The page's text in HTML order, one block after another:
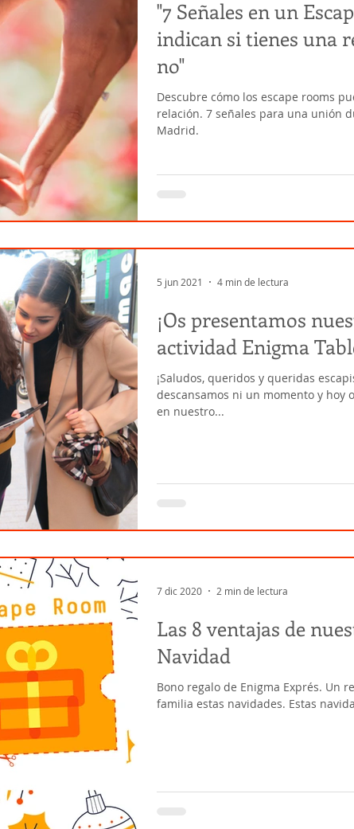
"7 Señales en un
indican si tienes una
no"
Descubre cómo los escape rooms
relación. 7 señales para una unión
Madrid.
¡Os presentamos
actividad Enigma
¡Saludos, queridos y queridas
descansamos ni un momento y hoy
en nuestro...
5 jun 2021 4 min de lectura
Las 8 ventajas de
Navidad
Bono regalo de Enigma Exprés. Un
familia estas navidades. Estas
7 dic 2020 2 min de lectura